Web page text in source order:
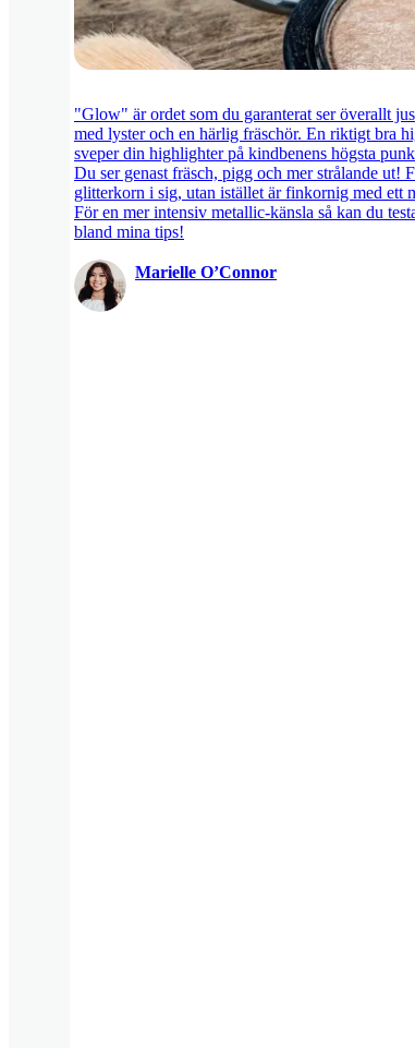
"Glow" är ordet som du garanterat ser överallt
med lyster och en härlig fräschör. En riktigt bra
sveper din highlighter på kindbenens högsta
Du ser genast fräsch, pigg och mer strålande
glitterkorn i sig, utan istället är finkornig med
För en mer intensiv metallic-känsla så kan du
bland mina tips!
Marielle O’Connor